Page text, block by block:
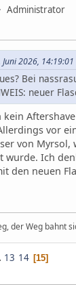
Administrator
2026, 14:19:01
Bei
neuer
vor
von Myrsol,
wurde. Ich
den neuen
der Weg bahnt
13 14 15